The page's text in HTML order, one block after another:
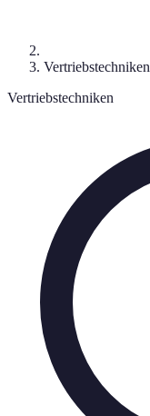
Vertriebstechniken
Vertriebstechniken